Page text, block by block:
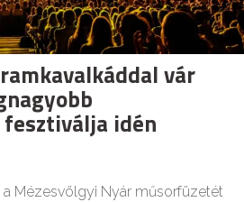
vár
idén
Mézesvölgyi Nyár műsorfüzetét